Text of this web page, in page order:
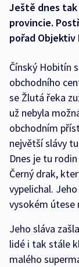
Ještě dnes
provincie.
pořad Objektiv
Čínský Hobitín
obchodního
se Žlutá řeka
už nebyla
obchodním
největší slávy
Dnes je tu
Černý drak,
vypelichal.
vysokém útese
Jeho sláva
lidé i tak stále
malého